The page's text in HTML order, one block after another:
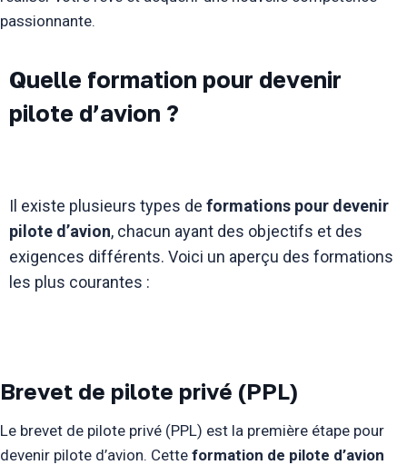
passionnante.
Quelle formation pour devenir
pilote d’avion ?
Il existe plusieurs types de formations pour devenir
pilote d’avion, chacun ayant des objectifs et des
exigences différents. Voici un aperçu des formations
les plus courantes :
Brevet de pilote privé (PPL)
Le brevet de pilote privé (PPL) est la première étape pour
devenir pilote d’avion. Cette formation de pilote d’avion